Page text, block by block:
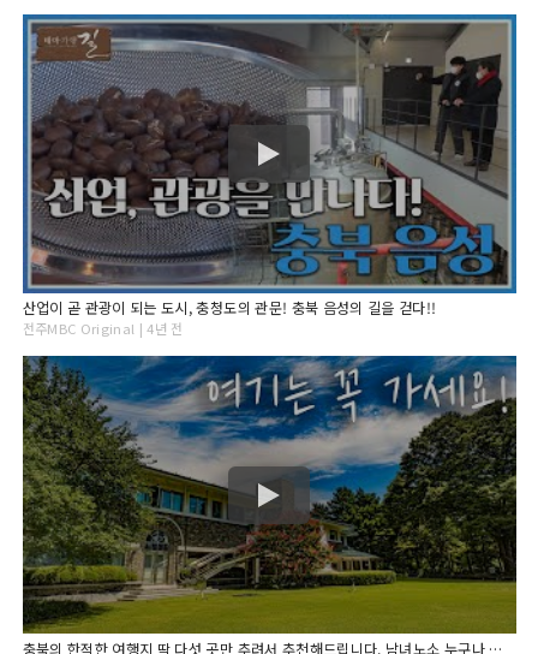
산업이 곧 관광이 되는 도시, 충청도의 관문! 충북 음성의 길을 걷다!!
전주MBC Original | 4년 전
충북의 한적한 여행지 딱 다섯 곳만 추려서 추천해드립니다. 남녀노소 누구나 즐길 수 있는 무장애여행지 Top5